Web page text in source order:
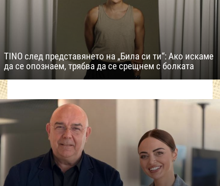
TINO след представянето на „Била си ти“: Ако искаме
да се опознаем, трябва да се срещнем с болката